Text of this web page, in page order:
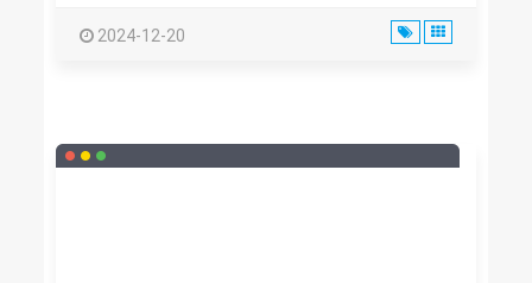
2024-12-20